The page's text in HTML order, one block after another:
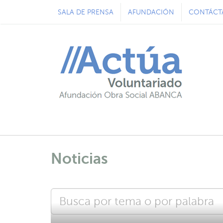
SALA DE PRENSA AFUNDACIÓN
Noticias
Buscar